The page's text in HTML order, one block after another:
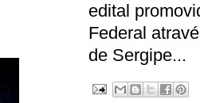
edital
Federal
de Sergipe...